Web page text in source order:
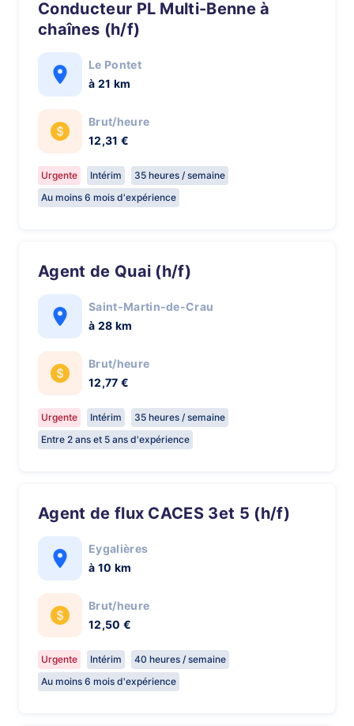
Conducteur PL Multi-Benne à
chaînes (h/f)
Le Pontet
à 21 km
Brut/heure
12,31 €
Urgente Intérim
35 heures / semaine
Au moins 6 mois d'expérience
Agent de Quai (h/f)
Saint-Martin-de-Crau
à 28 km
Brut/heure
12,77 €
Urgente Intérim
35 heures / semaine
Entre 2 ans et 5 ans d'expérience
Agent de flux CACES 3et 5 (h/f)
Eygalières
à 10 km
Brut/heure
12,50 €
Urgente Intérim
40 heures / semaine
Au moins 6 mois d'expérience